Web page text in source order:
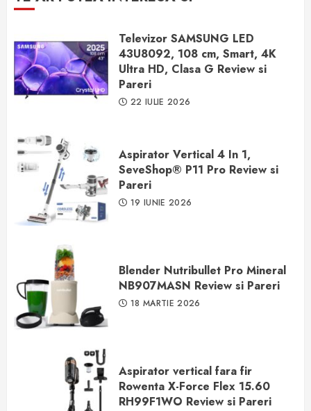
Televizor SAMSUNG LED
43U8092, 108 cm, Smart, 4K
Ultra HD, Clasa G Review si
Pareri
22 IULIE 2026
Aspirator Vertical 4 In 1,
SeveShop® P11 Pro Review si
Pareri
19 IUNIE 2026
Blender Nutribullet Pro Mineral
NB907MASN Review si Pareri
18 MARTIE 2026
Aspirator vertical fara fir
Rowenta X-Force Flex 15.60
RH99F1WO Review si Pareri